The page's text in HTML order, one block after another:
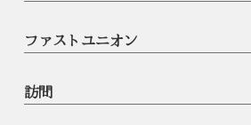
ファストユニオン
訪問